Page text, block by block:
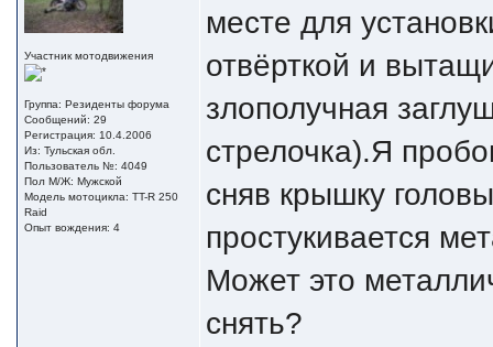
Участник мотодвижения
Группа: Резиденты форума
Сообщений: 29
Регистрация: 10.4.2006
Из: Тульская обл.
Пользователь №: 4049
Пол М/Ж: Мужской
Модель мотоцикла: TT-R 250
Raid
Опыт вождения: 4
месте для
отвёрткой и
злополучная
стрелочка).Я
сняв крышку
простукивается
Может это
снять?